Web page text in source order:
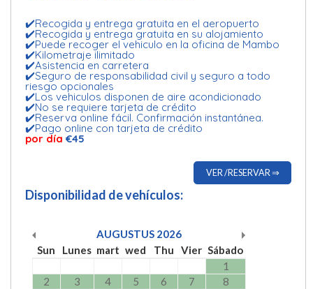
✔️Recogida y entrega gratuita en el aeropuerto
✔️Recogida y entrega gratuita en su alojamiento
✔️Puede recoger el vehiculo en la oficina de Mambo
✔️Kilometraje ilimitado
✔️Asistencia en carretera
✔️Seguro de responsabilidad civil y seguro a todo
riesgo opcionales
✔️Los vehiculos disponen de aire acondicionado
✔️No se requiere tarjeta de crédito
✔️Reserva online fácil. Confirmación instantánea.
✔️Pago online con tarjeta de crédito
por día€45
VER /RESERVAR ⇒
Disponibilidad de vehículos:
AUGUSTUS 2026
Sun
Lunes mart wed Thu Vier Sábado
1
2
3 4 5 6 7
8